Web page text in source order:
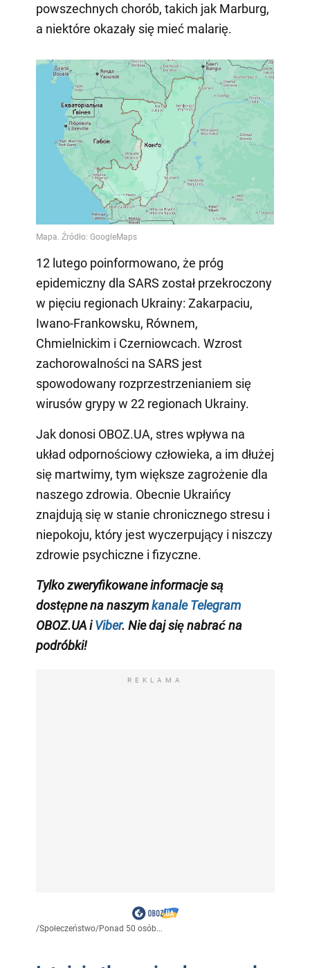
powszechnych chorób, takich jak Marburg,
a niektóre okazały się mieć malarię.
12 lutego poinformowano, że próg
epidemiczny dla SARS został przekroczony
w pięciu regionach Ukrainy: Zakarpaciu,
Iwano-Frankowsku, Równem,
Chmielnickim i Czerniowcach. Wzrost
zachorowalności na SARS jest
spowodowany rozprzestrzenianiem się
wirusów grypy w 22 regionach Ukrainy.
Jak donosi OBOZ.UA, stres wpływa na
układ odpornościowy człowieka, a im dłużej
się martwimy, tym większe zagrożenie dla
naszego zdrowia. Obecnie Ukraińcy
znajdują się w stanie chronicznego stresu i
niepokoju, który jest wyczerpujący i niszczy
zdrowie psychiczne i fizyczne.
Tylko zweryfikowane informacje są
dostępne na naszymkanale Telegram
OBOZ.UA iViber. Nie daj się nabrać na
podróbki!
REKLAMA
/Społeczeństwo/Ponad 50 osób...